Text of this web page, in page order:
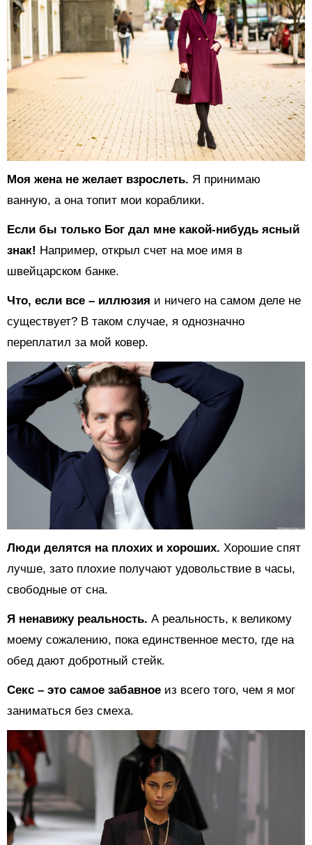
Моя жена не желает взрослеть. Я принимаю
ванную, а она топит мои кораблики.
Если бы только Бог дал мне какой-нибудь ясный
знак! Например, открыл счет на мое имя в
швейцарском банке.
Что, если все – иллюзия и ничего на самом деле не
существует? В таком случае, я однозначно
переплатил за мой ковер.
Люди делятся на плохих и хороших. Хорошие спят
лучше, зато плохие получают удовольствие в часы,
свободные от сна.
Я ненавижу реальность. А реальность, к великому
моему сожалению, пока единственное место, где на
обед дают добротный стейк.
Секс – это самое забавное из всего того, чем я мог
заниматься без смеха.